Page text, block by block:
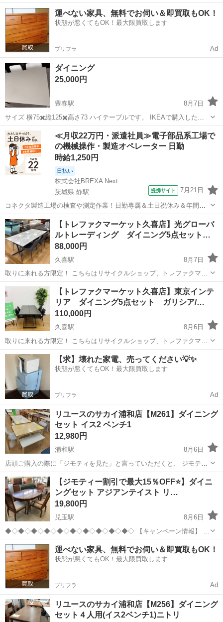
ていたので傷、汚れあり ヤスリかけてオイル塗装してと上手くリメイ
クすると素敵に生まれ変わりそうです 取りに来れる方 テーブル ingo
約12...
埼玉 川越市 西川越駅 ダイニングセット ダイニング
運べない家具、無料でお伺い＆即買取もOK！
状態が悪くてもOK！最大限買取します
プリフラ Ad
ダイニング
25,000円
豊春駅
8月7日
サイズ 横75✖️縦125✖️高さ73 ハイテーブルです。 IKEAで購入したか
と思います。 真っ白の上品なダイニングテーブルセットです。 私には
少し高く、買い替えをしようと思い、引き取ってくださる方を募集し
ています。 ...
埼玉 春日部市 豊春駅 ダイニングセット
≪月収22万円・派遣社員≫電子部品系工場で
の機械操作・製造オペレーター 日勤
時給1,250円
日払い
株式会社BREXA Next
茨城県 静駅
提携サイト 7月21日
コネクタ製造工場の検査や測定作業！日勤専属＆土日祝休み＆年間休
日128日★クリーンルーム内作業★マイカー通勤OK＆無料駐車場あり
★就業先食堂利用可！日払い制度あり！《茨城県常陸大宮市》 人気の
工場のお仕事 ◇コネクタ製造工...
茨城 常陸大宮市
【トレファクマーケット久喜店】光グローバ
ルトレーディング ダイニング5点セット…
88,000円
久喜駅
8月7日
取りに来れる方限定！ こちらはリサイクルショップ、トレファクマー
ケット久喜店からの出品です。 ●商品情報 アイテム名：ダイニング5
点セット ブランド：光グローバルトレーディング シリーズ：Layla ダ
イニン...
埼玉 久喜市 久喜駅 ダイニングセット ダイニング
【トレファクマーケット久喜店】東京インテ
リア ダイニング5点セット ガリシア/…
110,000円
久喜駅
8月6日
取りに来れる方限定！ こちらはリサイクルショップ、トレファクマー
ケット久喜店からの出品です。 トレファクオンラインからスマホでも
購入可能！ ●商品情報 アイテム名：ダイニング5点セット ブランド
名：東京インテリ...
埼玉 久喜市 久喜駅 ダイニングセット 貸し出し
【求】壊れた家電、売ってください💡✨
状態が悪くてもOK！最大限買取します
プリフラ Ad
リユースのサカイ浦和店【M261】ダイニング
セット イス2 ベンチ1
12,980円
浦和駅
8月6日
店頭ご購入の際に「ジモティを見た」と言っていただくと、 ジモティ
限定価格(店頭価格より7%OFF)でのご購入が可能です。
◆◇◆◇◆◇◆◇◆◇◆◇◆◇◆◇◆◇◆◇◆◇◆◇◆◇◆◇ ただい
ま買取強化中！◇ 地域No.1の買取...
埼玉 さいたま市 ダイニングセット サカイ
【ジモティー割引で最大15％OFF⭐️】ダイニ
ングセット アジアンテイスト リ…
19,800円
児玉駅
8月6日
◆◇◆◇◆◇◆◇◆◇◆◇◆◇◆◇◆◇◆◇ 【キャンペーン情報】 リ
ユースマーケットでは、『ジモティーを見ました！』とお伝えいただ
くと、こちらの掲載商品を表示価格から『5％OFF★』 さらにLINEに
て当店を新規...
埼玉 本庄市 児玉駅 ダイニングセット
運べない家具、無料でお伺い＆即買取もOK！
状態が悪くてもOK！最大限買取します
プリフラ Ad
リユースのサカイ浦和店【M256】ダイニング
セット４人用(イス2ベンチ1)ニトリ